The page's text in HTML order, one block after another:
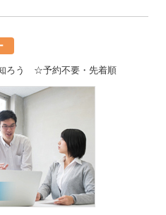
ろう ☆予約不要・先着順